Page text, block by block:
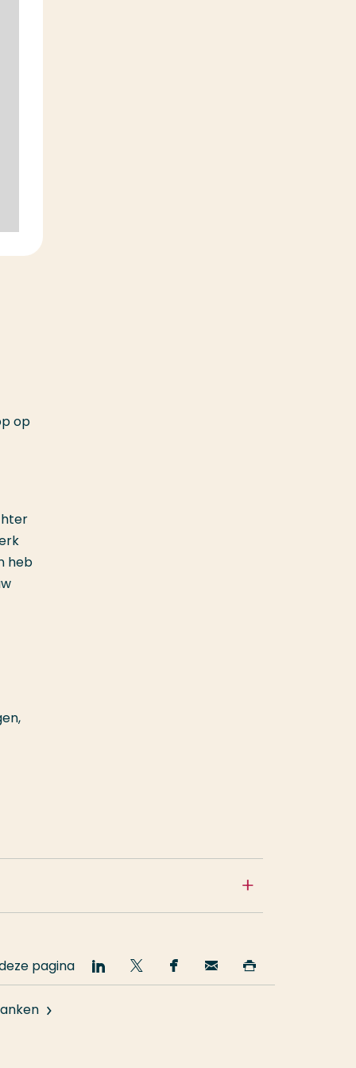
op
heb
pagina
Deel
op
Deel
op
Deel
op
Email
deze deze